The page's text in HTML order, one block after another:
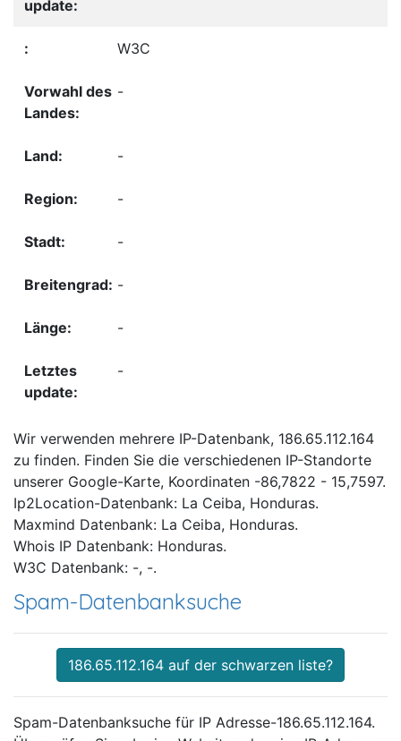
W3C
-
-
-
-
-
-
-
Wir verwenden mehrere IP-Datenbank, 186.65.112.164
zu finden. Finden Sie die verschiedenen IP-Standorte
unserer Google-Karte, Koordinaten -86,7822 - 15,7597.
Ip2Location-Datenbank: La Ceiba, Honduras.
Maxmind Datenbank: La Ceiba, Honduras.
Whois IP Datenbank: Honduras.
W3C Datenbank: -, -.
Spam-Datenbanksuche
186.65.112.164 auf der schwarzen liste?
Spam-Datenbanksuche für IP Adresse-186.65.112.164.